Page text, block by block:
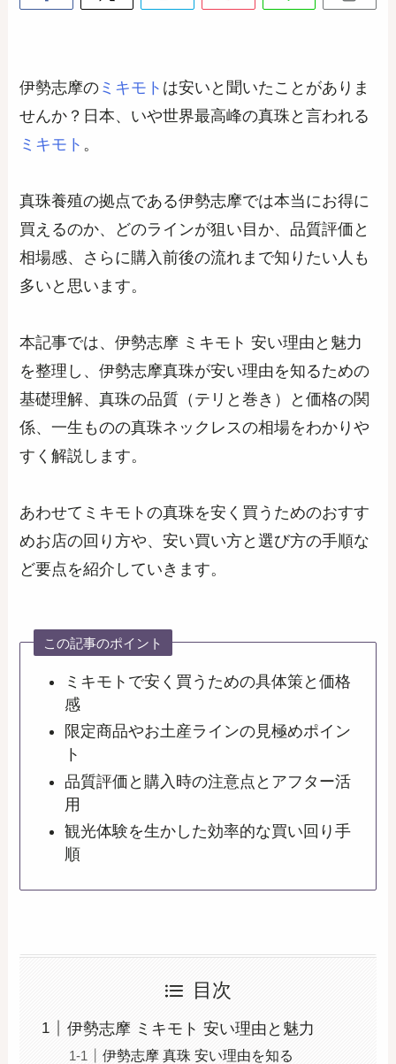
伊勢志摩の ミキモト は安いと聞いたことがありま
せんか？日本、いや世界最高峰の真珠と言われる
ミキモト 。
真珠養殖の拠点である伊勢志摩では本当にお得に
買えるのか、どのラインが狙い目か、品質評価と
相場感、さらに購入前後の流れまで知りたい人も
多いと思います。
本記事では、伊勢志摩 ミキモト 安い理由と魅力
を整理し、伊勢志摩真珠が安い理由を知るための
基礎理解、真珠の品質（テリと巻き）と価格の関
係、一生ものの真珠ネックレスの相場をわかりや
すく解説します。
あわせてミキモトの真珠を安く買うためのおすす
めお店の回り方や、安い買い方と選び方の手順な
ど要点を紹介していきます。
この記事のポイント
ミキモトで安く買うための具体策と価格
感
限定商品やお土産ラインの見極めポイン
ト
品質評価と購入時の注意点とアフター活
用
観光体験を生かした効率的な買い回り手
順
目次
伊勢志摩 ミキモト 安い理由と魅力
伊勢志摩 真珠 安い理由を知る